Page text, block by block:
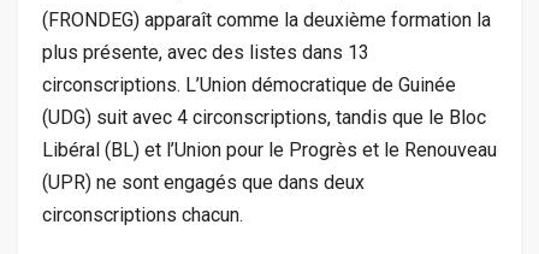
(FRONDEG) apparaît comme la deuxième formation la
plus présente, avec des listes dans 13
circonscriptions. L’Union démocratique de Guinée
(UDG) suit avec 4 circonscriptions, tandis que le Bloc
Libéral (BL) et l’Union pour le Progrès et le Renouveau
(UPR) ne sont engagés que dans deux
circonscriptions chacun.